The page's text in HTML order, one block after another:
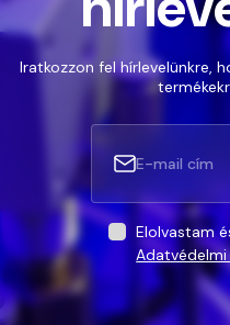
Iratkozzon fel hírlevelünkre,
Elolvastam